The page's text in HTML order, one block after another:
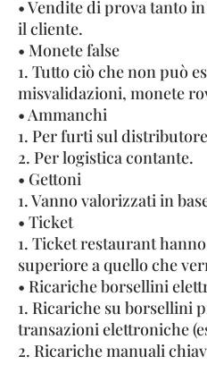
• Vendite di prova tanto
il cliente.
• Monete false
1. Tutto ciò che non può
misvalidazioni, monete
• Ammanchi
1. Per furti sul distributore
2. Per logistica contante.
• Gettoni
1. Vanno valorizzati in
• Ticket
1. Ticket restaurant
superiore a quello che
• Ricariche borsellini
1. Ricariche su borsellini
transazioni elettroniche
2. Ricariche manuali